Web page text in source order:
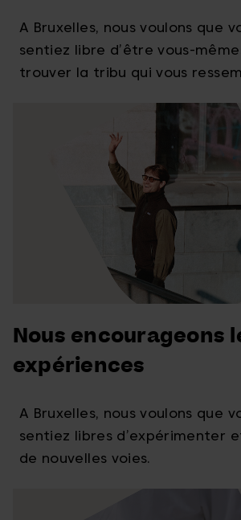
A Bruxelles, nous voulons que
sentiez libre d’être vous-
trouver la tribu qui vous
Nous encourageons
expériences
A Bruxelles, nous voulons que
sentiez libres d’expérimenter
de nouvelles voies.